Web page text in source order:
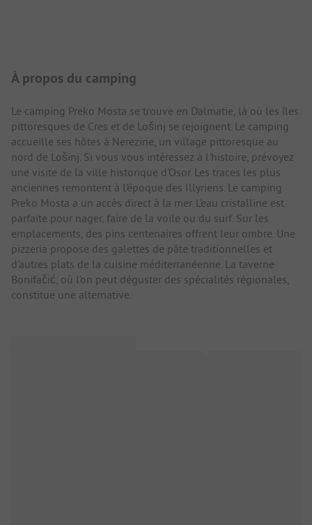
Présentation du camping
À propos du camping
Le camping Preko Mosta se trouve en Dalmatie, là où les îles
pittoresques de Cres et de Lošinj se rejoignent. Le camping
accueille ses hôtes à Nerezine, un village pittoresque au
nord de Lošinj. Si vous vous intéressez à l'histoire, prévoyez
une visite de la ville historique d'Osor. Les traces les plus
anciennes remontent à l'époque des Illyriens. Le camping
Preko Mosta a un accès direct à la mer. L'eau cristalline est
parfaite pour nager, faire de la voile ou du surf. Sur les
emplacements, des pins centenaires offrent leur ombre. Une
pizzeria propose des galettes de pâte traditionnelles et
d'autres plats de la cuisine méditerranéenne. La taverne
Bonifačić, où l'on peut déguster des spécialités régionales,
constitue une alternative.